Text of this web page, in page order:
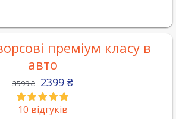
преміум класу в
авто
3599₴ 2399 ₴
10 відгуків